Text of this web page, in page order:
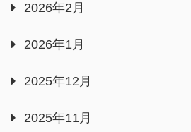
2026年2月
2026年1月
2025年12月
2025年11月